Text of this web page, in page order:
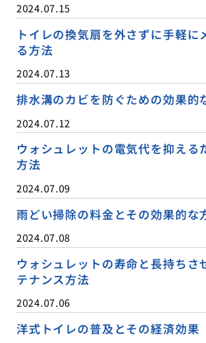
2024.07.15
トイレの換気扇を外さずに手軽に
る方法
2024.07.13
排水溝のカビを防ぐための効果的
2024.07.12
ウォシュレットの電気代を抑える
方法
2024.07.09
雨どい掃除の料金とその効果的な
2024.07.08
ウォシュレットの寿命と長持ちさ
テナンス方法
2024.07.06
洋式トイレの普及とその経済効果